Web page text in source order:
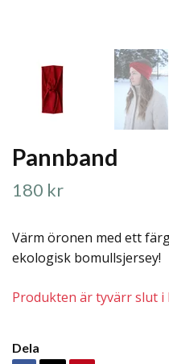
Pannband
180 kr
Värm öronen med ett
ekologisk bomullsjersey!
Produkten är tyvärr slut i
Dela